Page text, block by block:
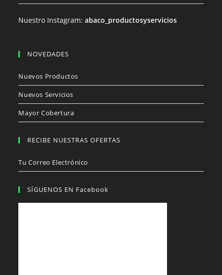
Nuestro Instagram:abaco_productosyservicios
NOVEDADES
Nuevos Productos
Nuevos Servicios
Mayor Cobertura
RECIBE NUESTRAS OFERTAS
Tu Correo Electrónico
SÍGUENOS EN Facebook